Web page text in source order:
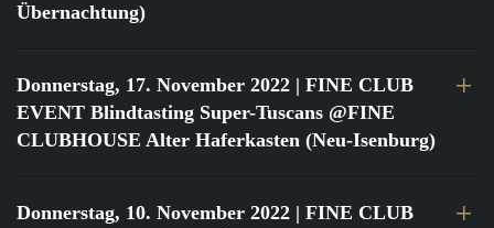
Übernachtung)
Donnerstag, 17. November 2022 | FINE CLUB
EVENT Blindtasting Super-Tuscans @FINE
CLUBHOUSE Alter Haferkasten (Neu-Isenburg)
Donnerstag, 10. November 2022 | FINE CLUB